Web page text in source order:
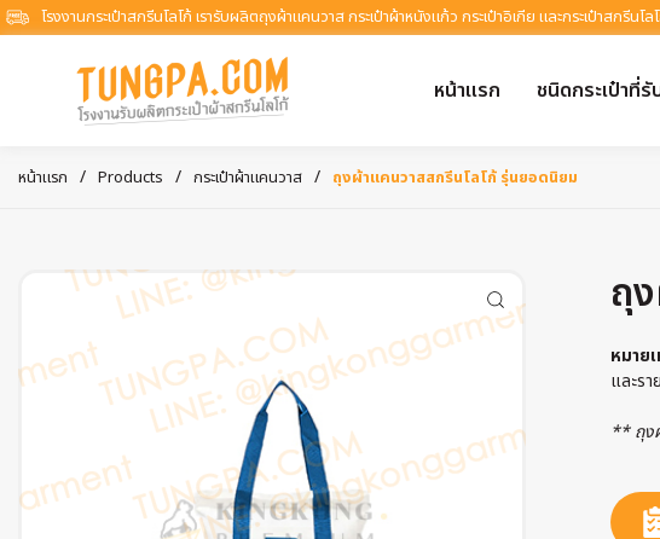
โรงงานกระเป๋าสกรีนโลโก้ เรารับผลิตถุงผ้าแคนวาส กระเป๋าผ้าหนังแก้ว กระเป๋าอิเกีย และกระเป๋าสกรีนโ
หน้าแรก ชนิดกระเป๋าที่
หน้าแรก / Products / กระเป๋าผ้าแคนวาส / ถุงผ้าแคนวาสสกรีนโลโก้ รุ่นยอดนิยม
ถุ
หมาย
และร
** ถุง